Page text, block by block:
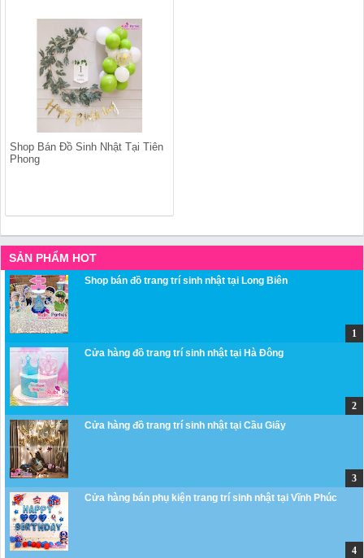
Shop Bán Đồ Sinh Nhật Tại Tiên
Phong
SẢN PHẨM HOT
Shop bán đồ trang trí sinh nhật tại Long Biên
Cửa hàng đồ trang trí sinh nhật tại Hà Đông
Cửa hàng đồ trang trí sinh nhật tại Cầu Giấy
Cửa hàng bán phụ kiện trang trí sinh nhật tại Vĩnh Phúc